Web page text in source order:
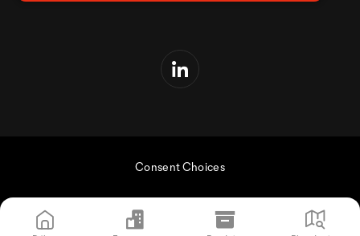
Consent Choices